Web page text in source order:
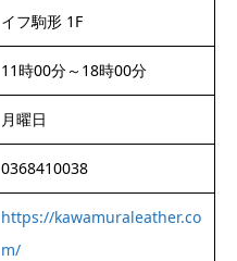
イフ駒形 1F
11時00分～18時00分
月曜日
0368410038
https://kawamuraleather.co
m/